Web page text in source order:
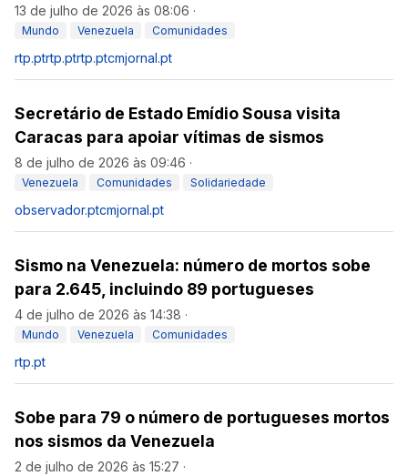
13 de julho de 2026 às 08:06 ·
Mundo Venezuela Comunidades
rtp.ptrtp.ptrtp.ptcmjornal.pt
Secretário de Estado Emídio Sousa visita
Caracas para apoiar vítimas de sismos
8 de julho de 2026 às 09:46 ·
Venezuela Comunidades Solidariedade
observador.ptcmjornal.pt
Sismo na Venezuela: número de mortos sobe
para 2.645, incluindo 89 portugueses
4 de julho de 2026 às 14:38 ·
Mundo Venezuela Comunidades
rtp.pt
Sobe para 79 o número de portugueses mortos
nos sismos da Venezuela
2 de julho de 2026 às 15:27 ·